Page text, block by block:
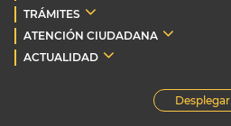
TRÁMITES
ATENCIÓN CIUDADANA
ACTUALIDAD
Desplegar